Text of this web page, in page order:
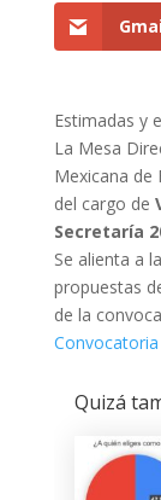
Estimadas y
La Mesa
Mexicana de
del cargo de
Secretaría
Se alienta a
propuestas
de la
Quizá